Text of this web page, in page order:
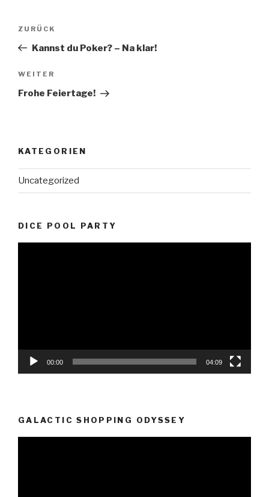
Beitragsnavigation
Vorheriger
Beitrag
ZURÜCK
Kannst du Poker? – Na klar!
Nächster
Beitrag
WEITER
Frohe Feiertage!
KATEGORIEN
Uncategorized
DICE POOL PARTY
00:00 04:09
GALACTIC SHOPPING ODYSSEY